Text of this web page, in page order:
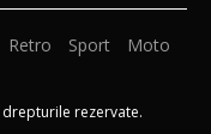
Retro Sport
Moto
rezervate.